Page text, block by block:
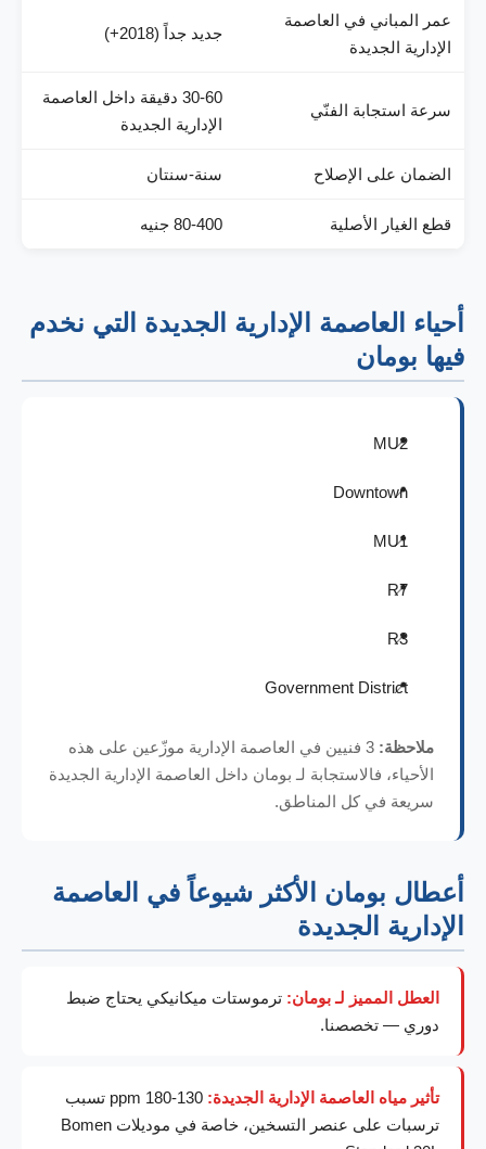
عمر المباني في العاصمة
الإدارية الجديدة
جديد جداً (2018+)
سرعة استجابة الفنّي
30-60 دقيقة داخل العاصمة
الإدارية الجديدة
الضمان على الإصلاح سنة-سنتان
قطع الغيار الأصلية 80-400 جنيه
أحياء العاصمة الإدارية الجديدة التي نخدم
فيها بومان
MU2
Downtown
MU1
R7
R3
Government District
ملاحظة:
3 فنيين في العاصمة الإدارية موزّعين على هذه
الأحياء، فالاستجابة لـ بومان داخل العاصمة الإدارية الجديدة
سريعة في كل المناطق.
أعطال بومان الأكثر شيوعاً في العاصمة
الإدارية الجديدة
العطل المميز لـ بومان: ترموستات ميكانيكي يحتاج ضبط
دوري — تخصصنا.
تأثير مياه العاصمة الإدارية الجديدة:
130-180 ppm تسبب
ترسبات على عنصر التسخين، خاصة في موديلات Bomen